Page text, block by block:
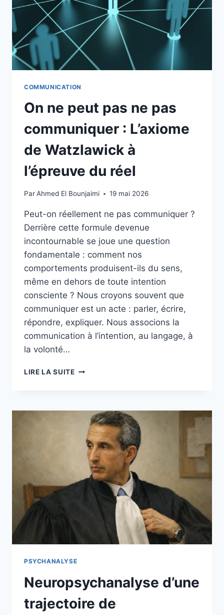
COMMUNICATION
On ne peut pas ne pas
communiquer : L’axiome
de Watzlawick à
l’épreuve du réel
ParAhmed El Bounjaimi 19 mai 2026
Peut-on réellement ne pas communiquer ?
Derrière cette formule devenue
incontournable se joue une question
fondamentale : comment nos
comportements produisent-ils du sens,
même en dehors de toute intention
consciente ? Nous croyons souvent que
communiquer est un acte : parler, écrire,
répondre, expliquer. Nous associons la
communication à l’intention, au langage, à
la volonté…
LIRE LA SUITE
PSYCHANALYSE
Neuropsychanalyse d’une
trajectoire de